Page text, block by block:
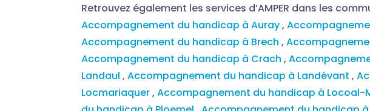
Retrouvez également les services d’AMPER dans les
Accompagnement du handicap à Auray,
Accompagnement du handicap à Brech,
Accompagnement du handicap à Crach,
Landaul,Accompagnement du handicap à Landévant,
Locmariaquer,Accompagnement du handicap à Locoal-